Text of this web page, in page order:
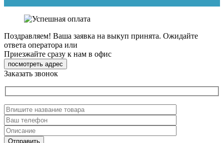
Поздравляем! Ваша заявка на выкуп принята. Ожидайте
ответа оператора или
Приезжайте сразу к нам в офис
посмотреть адрес
Заказать звонок